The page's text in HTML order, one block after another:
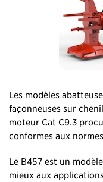
Les modèles
façonneuses sur
moteur Cat C9.3
conformes aux
Le B457 est un
mieux aux